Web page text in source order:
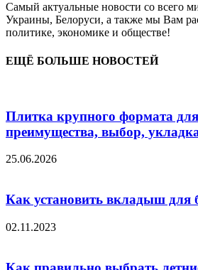
Самый актуальные новости со всего
Украины, Белоруси, а также мы Вам
политике, экономике и обществе!
ЕЩЁ БОЛЬШЕ НОВОСТЕЙ
Плитка крупного формата
преимущества, выбор,
25.06.2026
Как установить вкладыш для
02.11.2023